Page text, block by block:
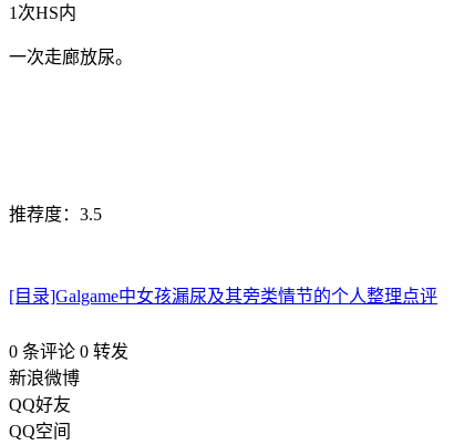
1次HS内
一次走廊放尿。
推荐度：3.5
[目录]Galgame中女孩漏尿及其旁类情节的个人整理点评
0 条评论 0 转发
新浪微博
QQ好友
QQ空间